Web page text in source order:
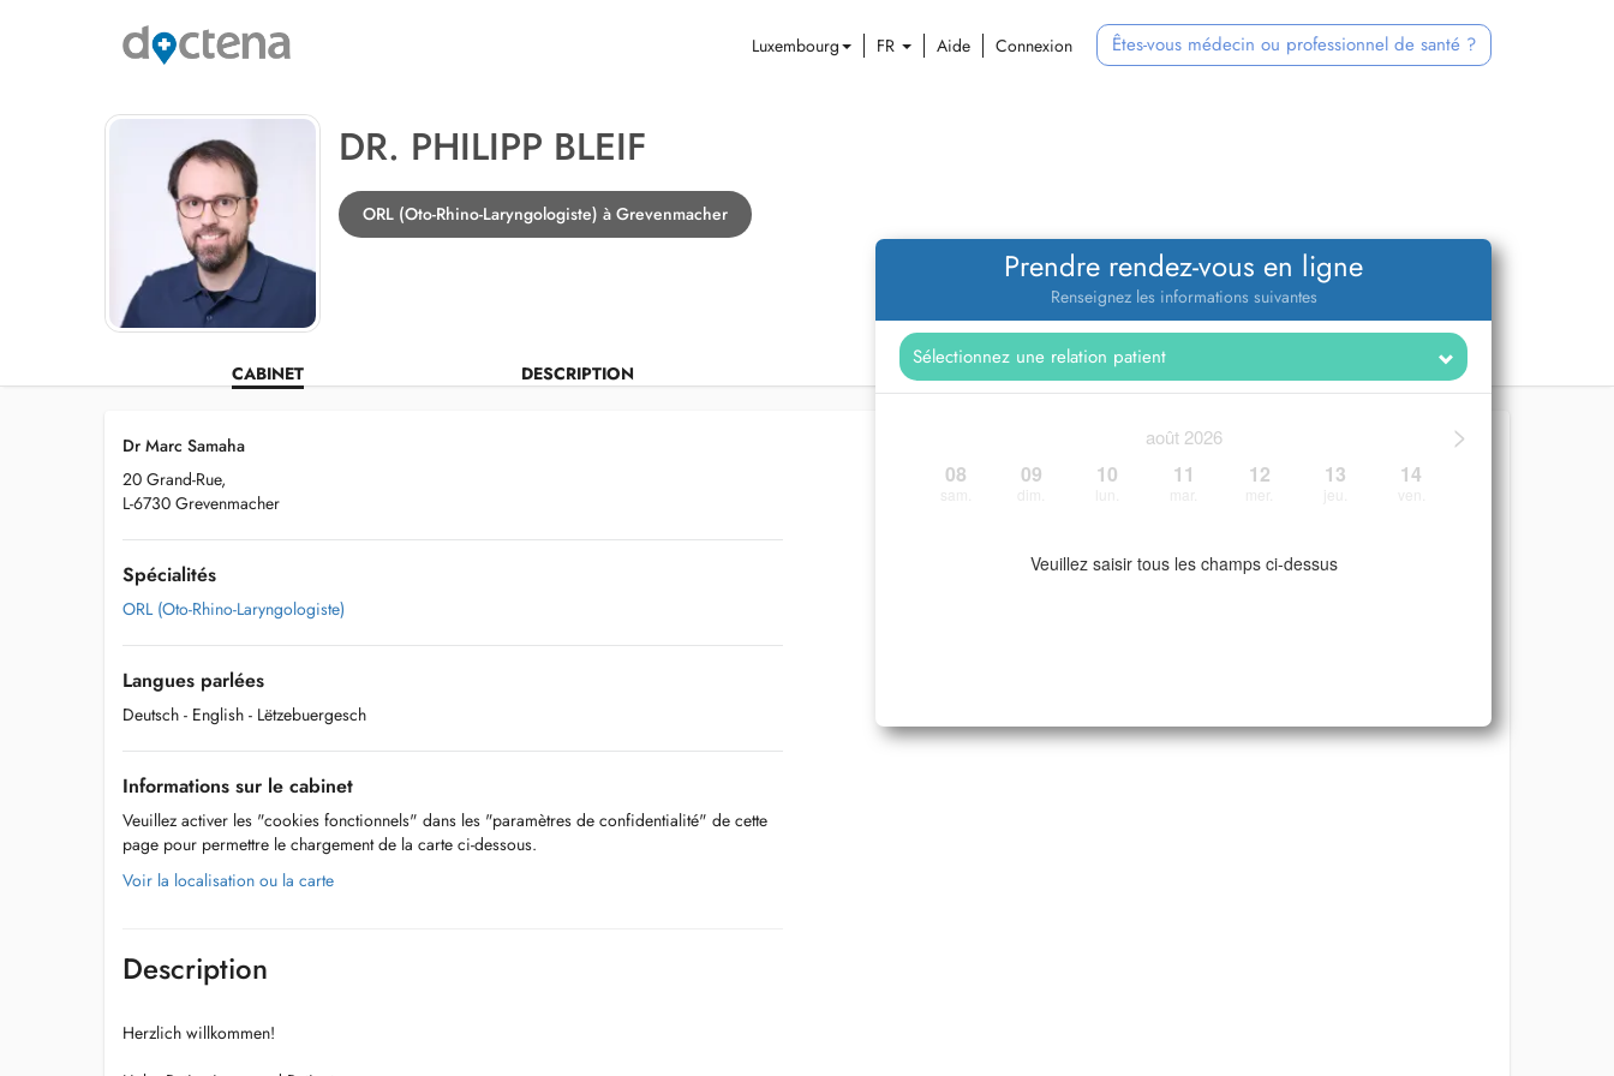
Luxembourg FR Aide Connexion Êtes-vous médecin ou professionnel de santé ?
DR. PHILIPP BLEIF
ORL (Oto-Rhino-Laryngologiste) à Grevenmacher
CABINET DESCRIPTION
Prendre rendez-vous en ligne
Renseignez les informations suivantes
>
août 2026
08 09 10 11 12 13 14
Veuillez saisir tous les champs ci-dessus
Dr Marc Samaha
20 Grand-Rue,
L-6730 Grevenmacher
Spécialités
ORL (Oto-Rhino-Laryngologiste)
Langues parlées
Deutsch - English - Lëtzebuergesch
Informations sur le cabinet
Veuillez activer les "cookies fonctionnels" dans les "paramètres de confidentialité" de cette
page pour permettre le chargement de la carte ci-dessous.
Voir la localisation ou la carte
Description
Herzlich willkommen!